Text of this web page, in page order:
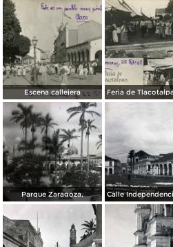
Escena callejera
Parque Zaragoza,